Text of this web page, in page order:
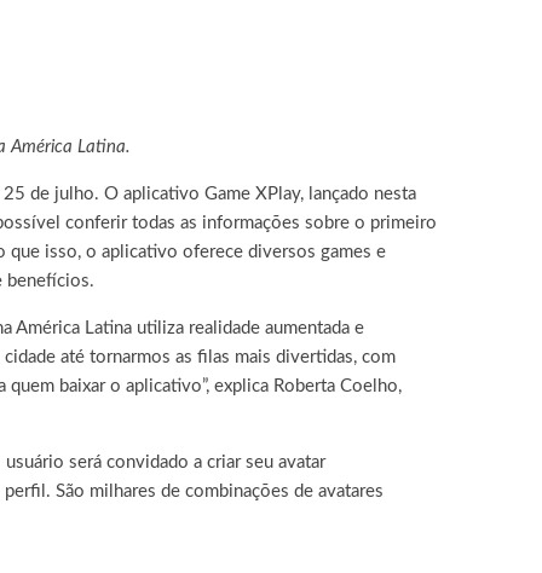
América Latina.
de julho. O aplicativo Game XPlay, lançado nesta
conferir todas as informações sobre o primeiro
que isso, o aplicativo oferece diversos games e
benefícios.
América Latina utiliza realidade aumentada e
até tornarmos as filas mais divertidas, com
baixar o aplicativo”, explica Roberta Coelho,
será convidado a criar seu avatar
São milhares de combinações de avatares